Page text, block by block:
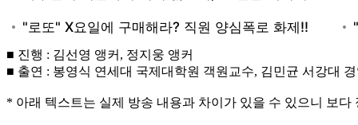
■ 진행 : 김선영 앵커, 정지웅 앵커
■ 출연 : 봉영식 연세대 국제대학원 객원교수, 김민균 서강대
* 아래 텍스트는 실제 방송 내용과 차이가 있을 수 있으니 보